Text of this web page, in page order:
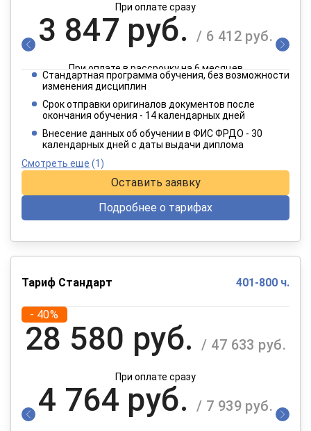
При оплате сразу
3 847 руб. / 6 412 руб.
При оплате в рассрочку на 6 месяцев
1 924 руб.
При оплате в рассрочку на 12 месяцев
Стандартная программа обучения, без возможности
изменения дисциплин
Срок отправки оригиналов документов после
окончания обучения - 14 календарных дней
Внесение данных об обучении в ФИС ФРДО - 30
календарных дней с даты выдачи диплома
Смотреть еще (1)
Оставить заявку
Подробнее о тарифах
Тариф Стандарт 401-800 ч.
- 40%
28 580 руб. / 47 633 руб.
При оплате сразу
4 764 руб. / 7 939 руб.